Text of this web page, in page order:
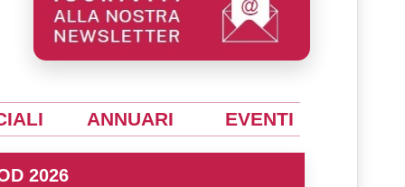
ANNUARI EVENTI
2026